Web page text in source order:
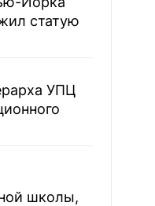
статую
УПЦ
школы,